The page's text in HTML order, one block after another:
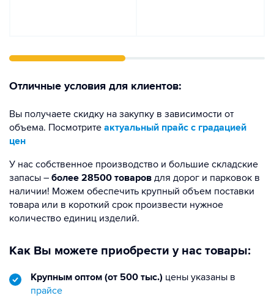
Отличные условия для клиентов:
Вы получаете скидку на закупку в зависимости от
объема. Посмотрите актуальный прайс с градацией
цен
У нас собственное производство и большие складские
запасы – более 28500 товаров для дорог и парковок в
наличии! Можем обеспечить крупный объем поставки
товара или в короткий срок произвести нужное
количество единиц изделий.
Как Вы можете приобрести у нас товары:
Крупным оптом (от 500 тыс.) цены указаны в
прайсе